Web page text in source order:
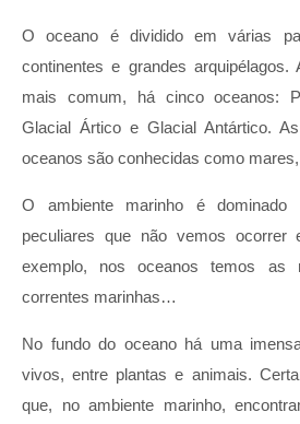
O oceano é dividido em várias
continentes e grandes
mais comum, há cinco oceanos:
Glacial Ártico e Glacial Antártico.
oceanos são conhecidas como
O ambiente marinho é dominado
peculiares que não vemos ocorrer
exemplo, nos oceanos temos as
correntes marinhas…
No fundo do oceano há uma
vivos, entre plantas e animais.
que, no ambiente marinho,